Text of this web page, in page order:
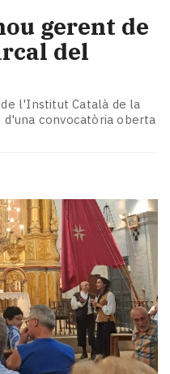
gerent de
del
l'Institut Català de la
convocatòria oberta